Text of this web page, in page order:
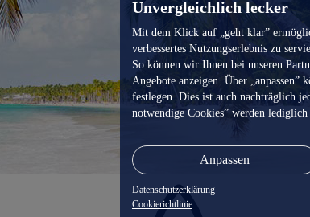
Unvergleichlich lecker
Mit dem Klick auf „geht klar”
verbessertes Nutzungserlebnis zu
So können wir Ihnen bei unseren
Angebote anzeigen. Über „anpassen”
festlegen. Dies ist auch nachträglich
notwendige Cookies” werden
Anpassen
Datenschutzerklärung
Cookierichtlinie